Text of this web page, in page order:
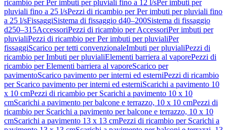
ricambio per Per imbuti per pluviali fino a 12 l/sPer imbuti per
pluviali fino a 25 l/sPezzi di ricambio per Per imbuti per pluviali fino
a 25 l/sFissaggiSistema di fissaggio d40–200Sistema di fissaggio
d250–315AccessoriPezzi di ricambio per AccessoriPer imbuti per
pluvialiPezzi di ricambio per Per imbuti per pluvialiPer
fissaggiScarico per tetti convenzionaleImbuti per pluvialiPezzi di
ricambio per Imbuti per pluvialiElementi barriera al vaporePezzi di
ricambio per Elementi barriera al vaporeScarico per
pavimentoScarico pavimento per interni ed esterniPezzi di ricambio
per Scarico pavimento per interni ed esterniScarichi a pavimento 10
x 10 cmPezzi di ricambio per Scarichi a pavimento 10 x 10
cmScarichi a pavimento per balcone e terrazzo, 10 x 10 cmPezzi di
ricambio per Scarichi a pavimento per balcone e terrazzo, 10 x 10
cmScarichi a pavimento 13 x 13 cmPezzi di ricambio per Scarichi a